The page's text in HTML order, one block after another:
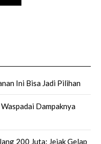
Ini Bisa Jadi Pilihan
Dampaknya
200 Juta: Jejak Gelap